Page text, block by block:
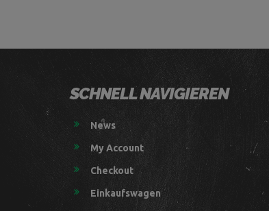
SCHNELL NAVIGIEREN
News
My Account
Checkout
Einkaufswagen